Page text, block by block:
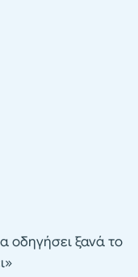
οδηγήσει ξανά το